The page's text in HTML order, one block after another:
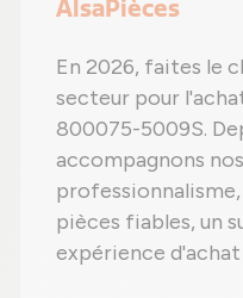
AlsaPièces
En 2026, faites le
secteur pour
800075-5009S.
accompagnons
pièces fiables, un
expérience